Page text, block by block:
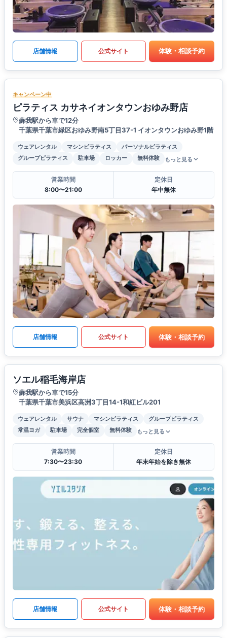
店舗情報 公式サイト 体験・相談予約
キャンペーン中
ピラティス カサネイオンタウンおゆみ野店
蘇我駅から車で12分
千葉県千葉市緑区おゆみ野南5丁目37-1 イオンタウンおゆみ野1階
ウェアレンタル マシンピラティス
パーソナルピラティス
グループピラティス
駐車場 ロッカー 無料体験 もっと見る
営業時間
8:00〜21:00
定休日
年中無休
店舗情報 公式サイト 体験・相談予約
ソエル稲毛海岸店
蘇我駅から車で15分
千葉県千葉市美浜区高洲3丁目14-1和紅ビル201
ウェアレンタル サウナ マシンピラティス
グループピラティス
常温ヨガ
駐車場 完全個室 無料体験 もっと見る
営業時間
7:30〜23:30
定休日
年末年始を除き無休
店舗情報 公式サイト 体験・相談予約